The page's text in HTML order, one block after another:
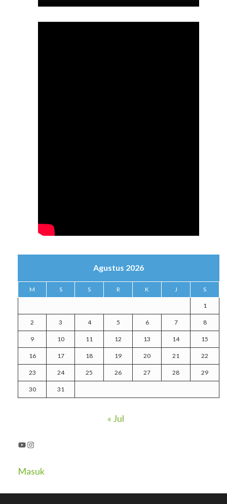
Agustus 2026
M S S R K J S
1
2 3 4 5 6 7 8
9 10 11 12 13 14 15
16 17 18 19 20 21 22
23 24 25 26 27 28 29
30 31
« Jul
YouTube
Instagram
Masuk